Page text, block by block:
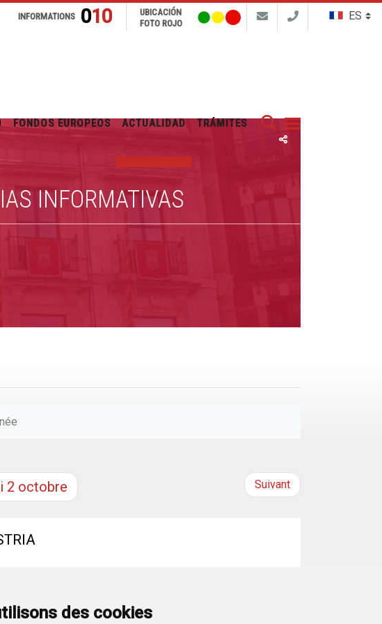
des cookies
Buscar
INFORMATIONS 010
UBICACIÓN
FOTO ROJO
FONDOS EUROPEOS ACTUALIDAD TRÁMITES
INFORMATIVAS
2 octobre Suivant
de la Industria», con los CEO del sector industrial burgalés,
los...